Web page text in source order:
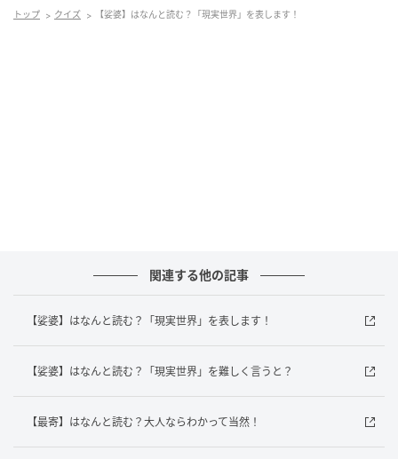
うです。ちなみに対義語は「浄土」です。
あなたはわかりましたか？身近なものをクイズにし
文／andGIRLweb編集部出典元／コトバンク
元記事で読む
トップ クイズ 【娑婆】はなんと読む？「現実世界」を表します！
関連する他の記事
【娑婆】はなんと読む？「現実世界」を表します！
【娑婆】はなんと読む？「現実世界」を難しく言うと？
【最寄】はなんと読む？大人ならわかって当然！